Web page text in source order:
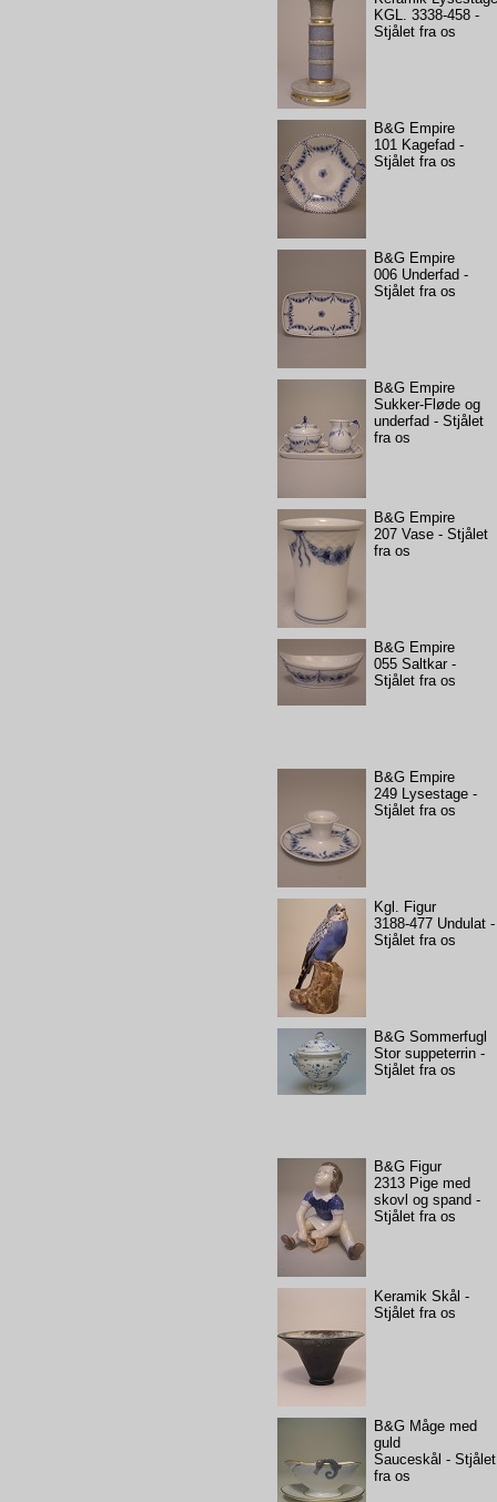
KGL. 3338-458 -
Stjålet fra os
B&G Empire
101 Kagefad -
Stjålet fra os
B&G Empire
006 Underfad -
Stjålet fra os
B&G Empire
Sukker-Fløde og
underfad - Stjålet
fra os
B&G Empire
207 Vase - Stjålet
fra os
B&G Empire
055 Saltkar -
Stjålet fra os
B&G Empire
249 Lysestage -
Stjålet fra os
Kgl. Figur
3188-477 Undulat -
Stjålet fra os
B&G Sommerfugl
Stor suppeterrin -
Stjålet fra os
B&G Figur
2313 Pige med
skovl og spand -
Stjålet fra os
Keramik Skål -
Stjålet fra os
B&G Måge med
guld
Sauceskål - Stjålet
fra os